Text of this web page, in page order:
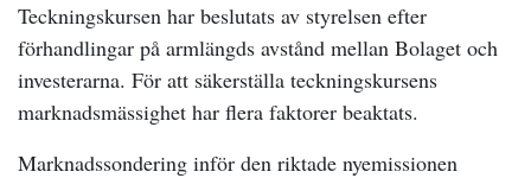
Teckningskursen har beslutats av styrelsen efter
förhandlingar på armlängds avstånd mellan Bolaget och
investerarna. För att säkerställa teckningskursens
marknadsmässighet har flera faktorer beaktats.
Marknadssondering inför den riktade nyemissionen